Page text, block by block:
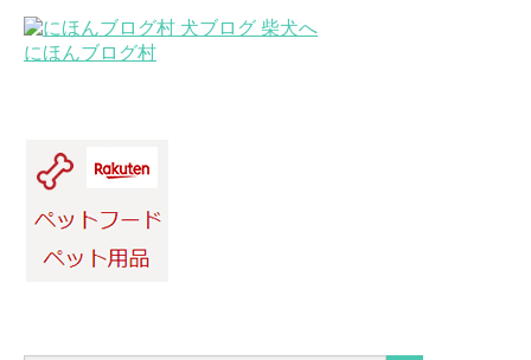
にほんブログ村